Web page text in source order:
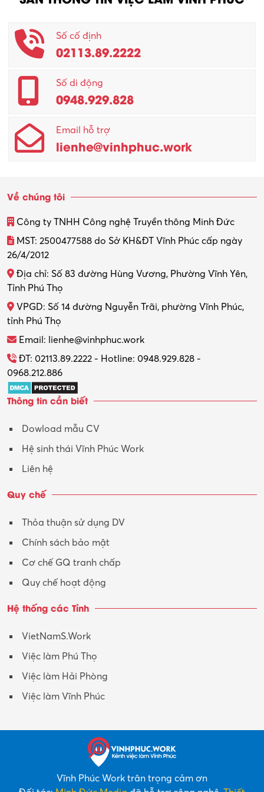
Nhân viên CSKH
Phục vụ khác
Promotion Girl (PG)
Quản lý – Giám đốc
Quản lý chất lượng – QC
Quản lý sản xuất
Quản trị kinh doanh
Thiết kế nội thất
Thợ máy – Ô tô – Xe máy
Thực tập
Tổ chức sự kiện – Quà tặng
Trợ lý
Tư vấn
Tư vấn – Kiến trúc
Y tế-Dược
Số cố định
02113.89.2222
Số di động
0948.929.828
Email hỗ trợ
lienhe@vinhphuc.work
Về chúng tôi
Công ty TNHH Công nghệ Truyền thông Minh Đức
MST: 2500477588 do Sở KH&ĐT Vĩnh Phúc cấp ngày
26/4/2012
Địa chỉ: Số 83 đường Hùng Vương, Phường Vĩnh Yên,
Tỉnh Phú Thọ
VPGD: Số 14 đường Nguyễn Trãi, phường Vĩnh Phúc,
tỉnh Phú Thọ
Email: lienhe@vinhphuc.work
ĐT: 02113.89.2222 - Hotline: 0948.929.828 -
0968.212.886
Thông tin cần biết
Dowload mẫu CV
Hệ sinh thái Vĩnh Phúc Work
Liên hệ
Quy chế
Thỏa thuận sử dụng DV
Chính sách bảo mật
Cơ chế GQ tranh chấp
Quy chế hoạt động
Hệ thống các Tỉnh
VietNamS.Work
Việc làm Phú Thọ
Việc làm Hải Phòng
Việc làm Vĩnh Phúc
Vĩnh Phúc Work trân trọng cảm ơn